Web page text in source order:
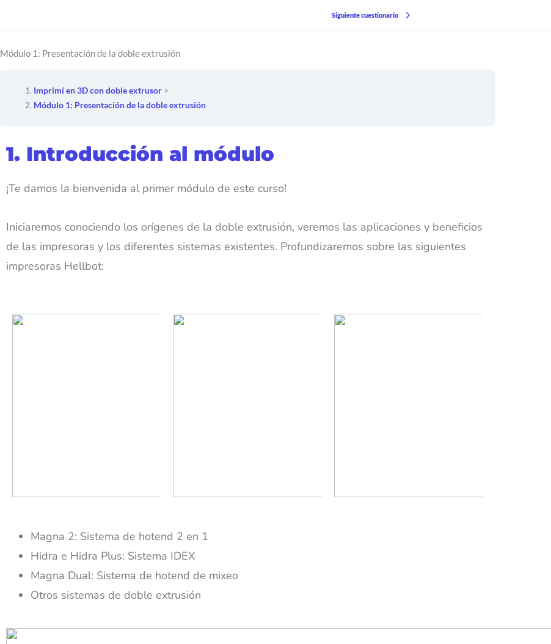
Siguiente cuestionario
Módulo 1: Presentación de la doble extrusión
Imprimí en 3D con doble extrusor
Módulo 1: Presentación de la doble extrusión
1. Introducción al módulo
¡Te damos la bienvenida al primer módulo de este curso!
Iniciaremos conociendo los orígenes de la doble extrusión, veremos las aplicaciones y beneficios
de las impresoras y los diferentes sistemas existentes. Profundizaremos sobre las siguientes
impresoras Hellbot:
Magna 2: Sistema de hotend 2 en 1
Hidra e Hidra Plus: Sistema IDEX
Magna Dual: Sistema de hotend de mixeo
Otros sistemas de doble extrusión